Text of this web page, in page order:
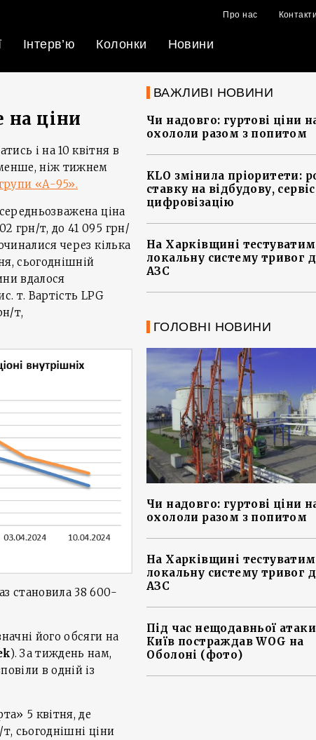
Про нас Контакти
Інтерв’ю Колонки Новини
на ціни
і на 10 квітня в
ніж тижнем
«А-95».
ціна
грн/т, до 41 095 грн/
через кілька
сьогоднішній
вдалося
т. Вартість LPG
т,
становила 38 600-
його обсяги на
). За тиждень нам,
в одній із
5 квітня, де
сьогоднішні ціни
ВАЖЛИВІ НОВИНИ
Чи надовго: гуртові ціни
охололи разом з попитом
KLO змінила пріоритети:
ставку на відбудову, сервіс
цифровізацію
На Харківщині
локальну систему тривог
АЗС
ГОЛОВНІ НОВИНИ
Чи надовго: гуртові ціни
охололи разом з попитом
На Харківщині
локальну систему тривог
АЗС
Під час нещодавньої
Київ постраждав WOG на
Оболоні (фото)